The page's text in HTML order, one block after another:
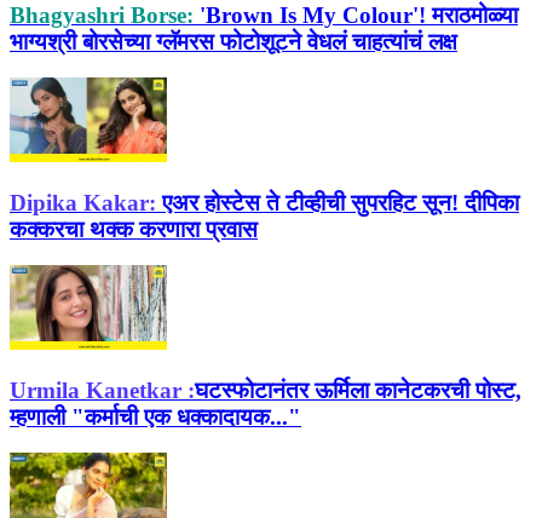
Bhagyashri Borse: 'Brown Is My Colour'! मराठमोळ्या
भाग्यश्री बोरसेच्या ग्लॅमरस फोटोशूटने वेधलं चाहत्यांचं लक्ष
Dipika Kakar: एअर होस्टेस ते टीव्हीची सुपरहिट सून! दीपिका
कक्करचा थक्क करणारा प्रवास
Urmila Kanetkar :घटस्फोटानंतर ऊर्मिला कानेटकरची पोस्ट,
म्हणाली "कर्माची एक धक्कादायक..."